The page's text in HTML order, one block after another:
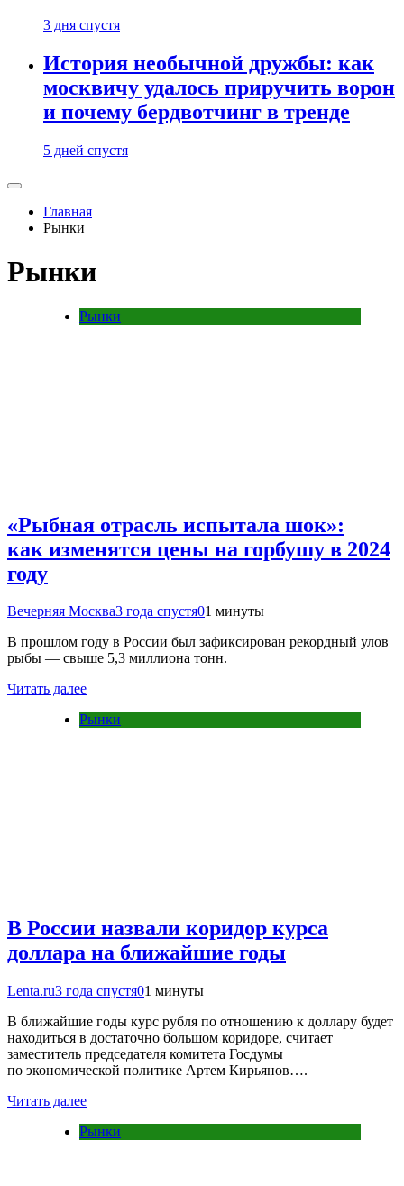
3 дня спустя
История необычной дружбы: как
москвичу удалось приручить ворон
и почему бердвотчинг в тренде
5 дней спустя
Главная
Рынки
Рынки
Рынки
«Рыбная отрасль испытала шок»:
как изменятся цены на горбушу в 2024
году
Вечерняя Москва3 года спустя01 минуты
В прошлом году в России был зафиксирован рекордный улов
рыбы — свыше 5,3 миллиона тонн.
Читать далее
Рынки
В России назвали коридор курса
доллара на ближайшие годы
Lenta.ru3 года спустя01 минуты
В ближайшие годы курс рубля по отношению к доллару будет
находиться в достаточно большом коридоре, считает
заместитель председателя комитета Госдумы
по экономической политике Артем Кирьянов….
Читать далее
Рынки